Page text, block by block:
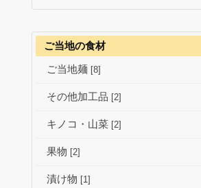
ご当地の食材
ご当地麺 [8]
その他加工品 [2]
キノコ・山菜 [2]
果物 [2]
漬け物 [1]